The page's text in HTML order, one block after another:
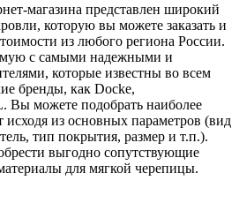
магазина представлен широкий
которую вы можете заказать и
из любого региона России.
с самыми надежными и
которые известны во всем
бренды, как Docke,
можете подобрать наиболее
из основных параметров (вид
тип покрытия, размер и т.п.).
выгодно сопутствующие
для мягкой черепицы.